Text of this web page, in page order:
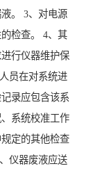
。 3、对电源
检查。 4、其
行仪器维护保
员在对系统进
录应包含该系
系统校准工作
定的其他检查
仪器废液应送